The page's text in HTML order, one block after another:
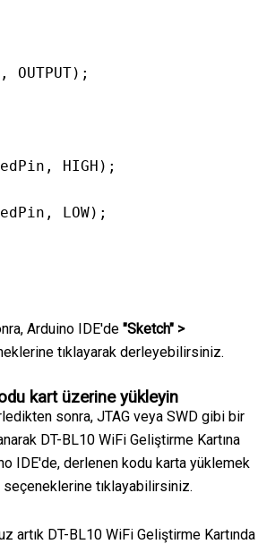
, OUTPUT) ;
, HIGH ) ;
, LOW) ;
Arduino IDE'de "Sketch" >
tıklayarak derleyebilirsiniz.
kart üzerine yükleyin
sonra, JTAG veya SWD gibi bir
DT-BL10 WiFi Geliştirme Kartına
IDE'de, derlenen kodu karta yüklemek
seçeneklerine tıklayabilirsiniz.
artık DT-BL10 WiFi Geliştirme Kartında